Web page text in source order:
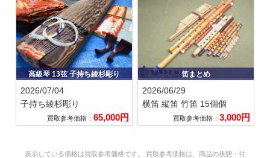
高級琴 13弦 子持ち綾杉彫り
2026/07/04
子持ち綾杉彫り
買取参考価格： 65,000円
笛まとめ
2026/06/29
横笛 縦笛 竹笛 15個個
買取参考価格：3,000円
表示している価格は買取参考価格です。 買取参考価格は、商品の状態・付